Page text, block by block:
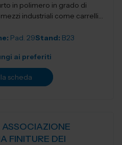
in polimero in grado di
industriali come carrelli
Pad. 29Stand: B23
ai preferiti
scheda
ASSOCIAZIONE
FINITURE DEI